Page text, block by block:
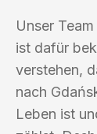
Unser
ist dafür
verstehen,
nach
Leben ist